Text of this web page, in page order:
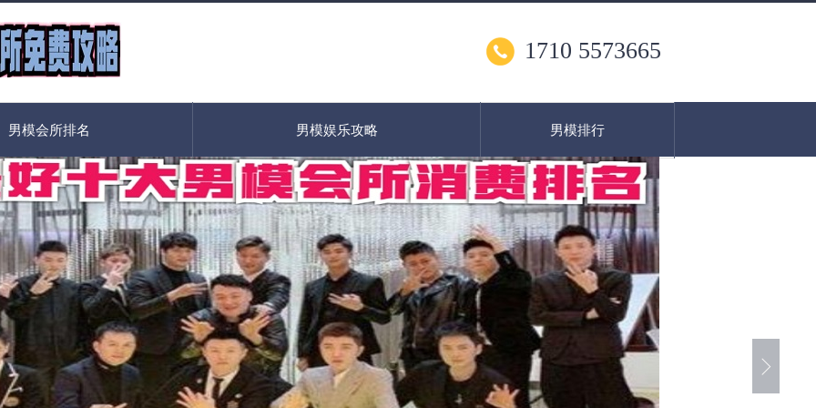
1710 5573665
男模会所排名 男模娱乐攻略 男模排行